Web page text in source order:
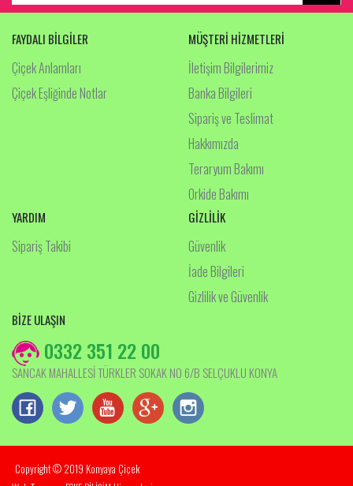
FAYDALI BİLGİLER
Çiçek Anlamları
Çiçek Eşliğinde Notlar
MÜŞTERİ HİZMETLERİ
İletişim Bilgilerimiz
Banka Bilgileri
Sipariş ve Teslimat
Hakkımızda
Teraryum Bakımı
Orkide Bakımı
YARDIM
Sipariş Takibi
GİZLİLİK
Güvenlik
İade Bilgileri
Gizlilik ve Güvenlik
BİZE ULAŞIN
0332 351 22 00
SANCAK MAHALLESİ TÜRKLER SOKAK NO 6/B SELÇUKLU KONYA
Copyright © 2019 Konyaya Çiçek